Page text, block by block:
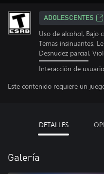
ADOLESCENTES
Uso de alcohol, Bajo
Temas insinuantes,
Desnudez parcial,
Interacción de
Este contenido requiere un
DETALLES
Galería